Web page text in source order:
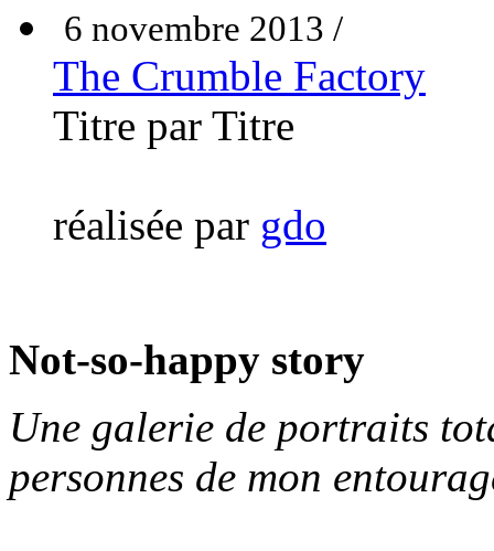
6 novembre 2013 /
The Crumble Factory
Titre par Titre
réalisée par gdo
Not-so-happy story
Une galerie de portraits
personnes de mon